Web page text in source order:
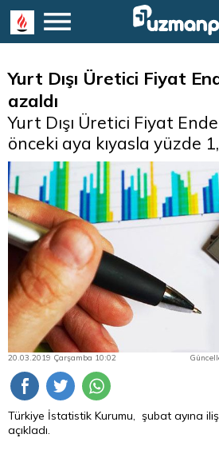
Yurt Dışı Üretici Fiyat
azaldı
Yurt Dışı Üretici Fiyat
önceki aya kıyasla yüzde
20.03.2019 Çarşamba 10:02
Türkiye İstatistik Kurumu, şubat ayına
açıkladı.